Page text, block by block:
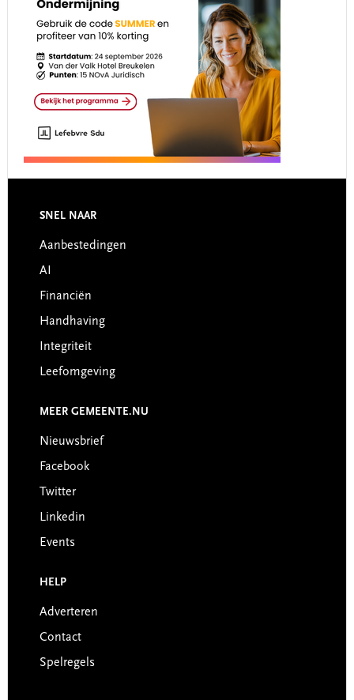
Footer
SNEL NAAR
Aanbestedingen
AI
Financiën
Handhaving
Integriteit
Leefomgeving
MEER GEMEENTE.NU
Nieuwsbrief
Facebook
Twitter
Linkedin
Events
HELP
Adverteren
Contact
Spelregels